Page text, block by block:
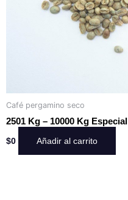
Café pergamino seco
2501 Kg – 10000 Kg Especial
$0 Añadir al carrito